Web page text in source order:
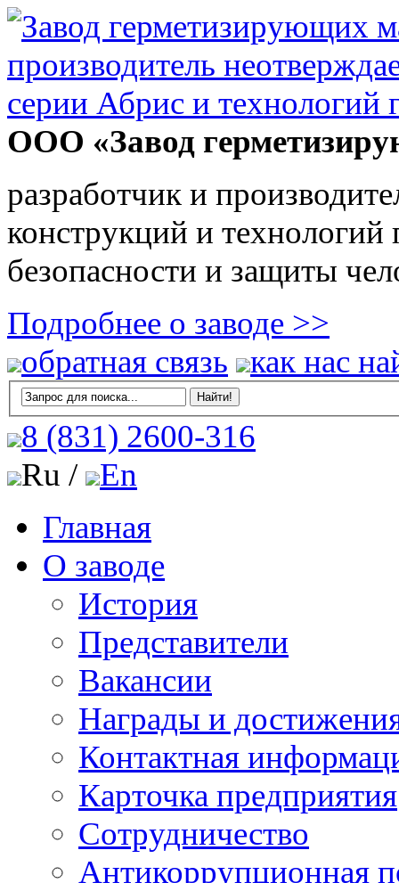
ООО «Завод
разработчик и
конструкций и
безопасности и защиты
Подробнее о заводе >>
обратная связь
как нас
8 (831) 2600-316
Ru /
En
Главная
О заводе
История
Представители
Вакансии
Награды и
Контактная
Карточка предприятия
Сотрудничество
Антикоррупционная